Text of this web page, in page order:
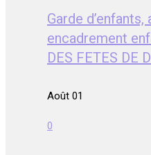
Garde
encadrement
DES FETES DE
Août 01
0